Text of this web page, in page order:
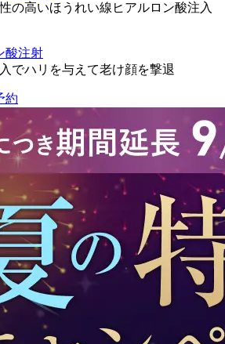
の高いほうれい線ヒアルロン酸注入
酸注射
でハリを与えて老け顔を撃退
約